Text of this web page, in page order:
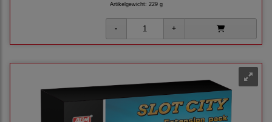
Artikelgewicht: 229 g